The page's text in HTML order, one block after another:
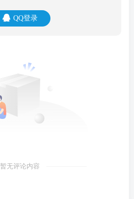
QQ登录
暂无评论内容